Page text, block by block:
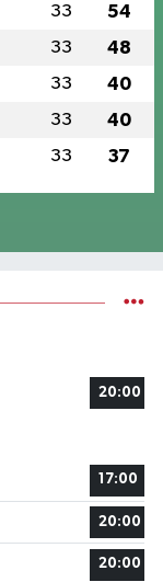
33 54
33 48
33 40
33 40
33 37
20:00
17:00
20:00
20:00